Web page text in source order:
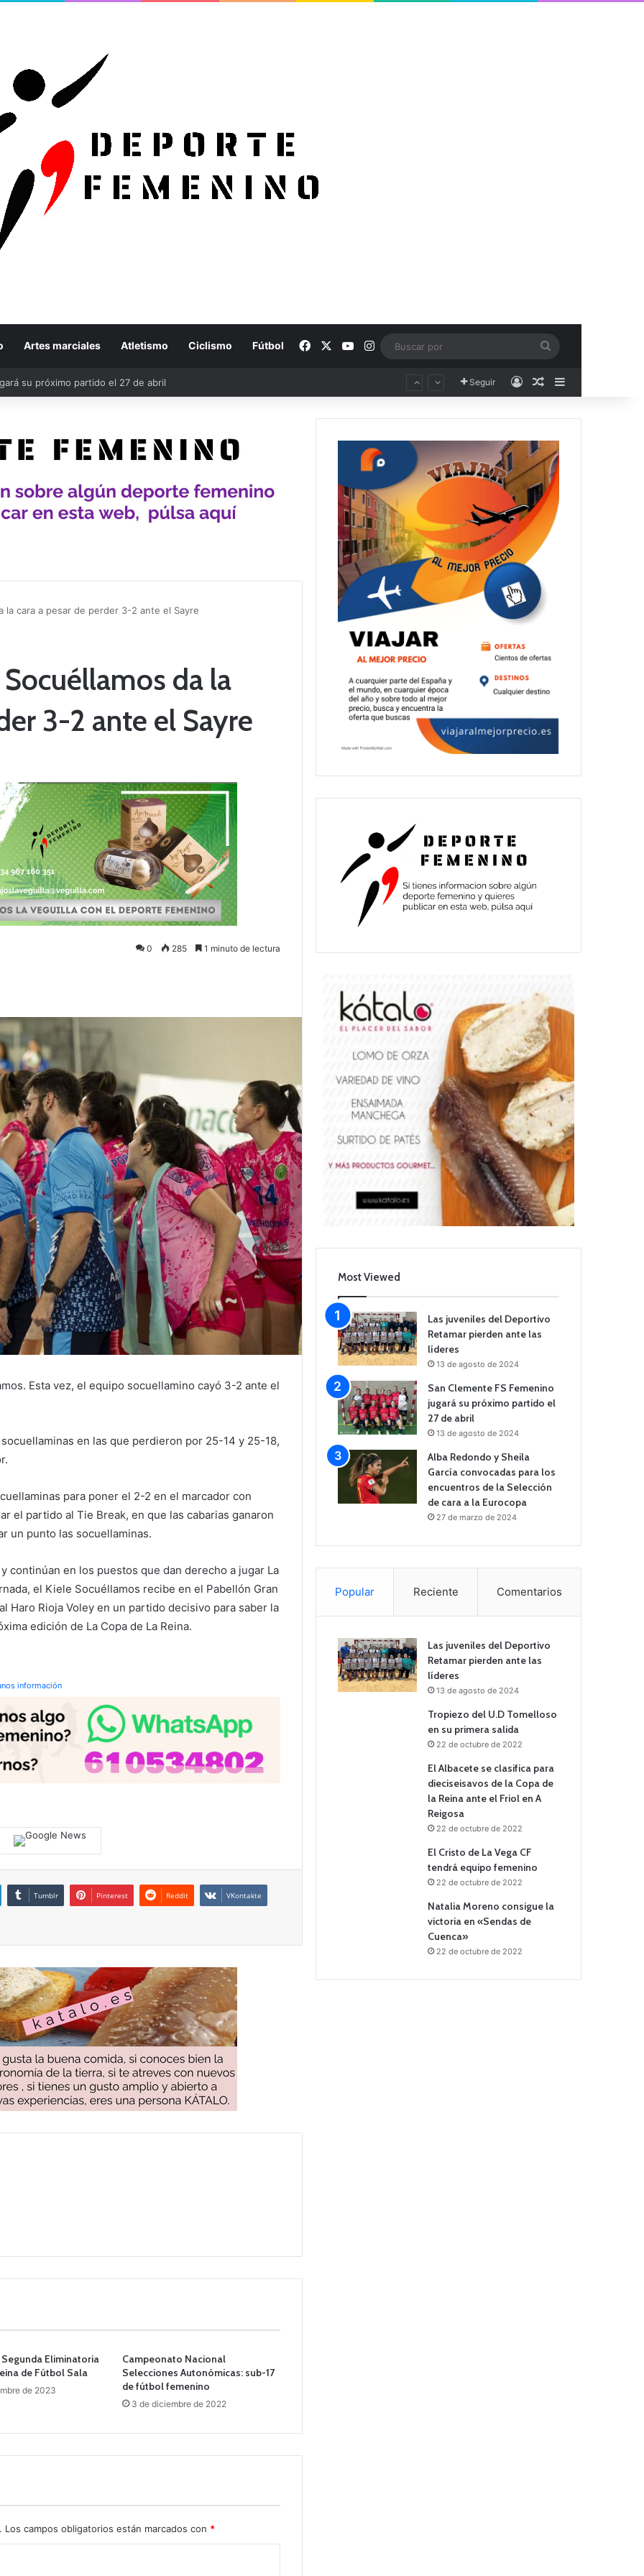
Artes marciales Atletismo Ciclismo Fútbol Facebook YouTubeInstagram
su próximo partido el 27 de abril Seguir AccesoPublicación al
la cara a pesar de perder 3-2 ante el Sayre
da la
3-2 ante el Sayre
0 285 1 minuto de lectura
Esta vez, el equipo socuellamino cayó 3-2 ante el
en las que perdieron por 25-14 y 25-18,
para poner el 2-2 en el marcador con
el partido al Tie Break, en que las cabarias ganaron
un punto las socuellaminas.
continúan en los puestos que dan derecho a jugar La
el Kiele Socuéllamos recibe en el Pabellón Gran
Haro Rioja Voley en un partido decisivo para saber la
edición de La Copa de La Reina.
información
Tumblr Pinterest Reddit VKontakte
Eliminatoria
de Fútbol Sala
de 2023
Campeonato Nacional
Selecciones Autonómicas: sub-17
de fútbol femenino
3 de diciembre de 2022
Los campos obligatorios están marcados con *
Most Viewed
Las juveniles del Deportivo
Retamar pierden ante las
líderes
13 de agosto de 2024
San Clemente FS Femenino
jugará su próximo partido el
27 de abril
13 de agosto de 2024
Alba Redondo y Sheila
García convocadas para los
encuentros de la Selección
de cara a la Eurocopa
27 de marzo de 2024
Popular Reciente Comentarios
Las juveniles del Deportivo
Retamar pierden ante las
líderes
13 de agosto de 2024
Tropiezo del U.D Tomelloso
en su primera salida
22 de octubre de 2022
El Albacete se clasifica para
dieciseisavos de la Copa de
la Reina ante el Friol en A
Reigosa
22 de octubre de 2022
El Cristo de La Vega CF
tendrá equipo femenino
22 de octubre de 2022
Natalia Moreno consigue la
victoria en «Sendas de
Cuenca»
22 de octubre de 2022